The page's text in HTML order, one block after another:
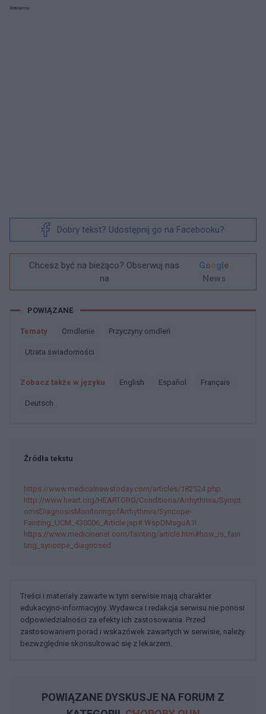
Reklama:
Dobry tekst? Udostępnij go na Facebooku?
Chcesz być na bieżąco? Obserwuj nas
na
Google
News
POWIĄZANE
Tematy Omdlenie Przyczyny omdleń
Utrata świadomości
Zobacz także w języku english español français
deutsch
Źródła tekstu
https://www.medicalnewstoday.com/articles/182524.php
http://www.heart.org/HEARTORG/Conditions/Arrhythmia/Sympt
omsDiagnosisMonitoringofArrhythmia/Syncope-
Fainting_UCM_430006_Article.jsp#.WspDMsguA1I
https://www.medicinenet.com/fainting/article.htm#how_is_fain
ting_syncope_diagnosed
Treści i materiały zawarte w tym serwisie mają charakter
edukacyjno-informacyjny. Wydawca i redakcja serwisu nie ponosi
odpowiedzialności za efekty ich zastosowania. Przed
zastosowaniem porad i wskazówek zawartych w serwisie, należy
bezwzględnie skonsultować się z lekarzem.
POWIĄZANE DYSKUSJE NA FORUM Z